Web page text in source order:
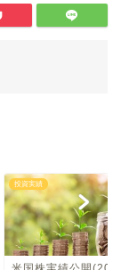
投資実績